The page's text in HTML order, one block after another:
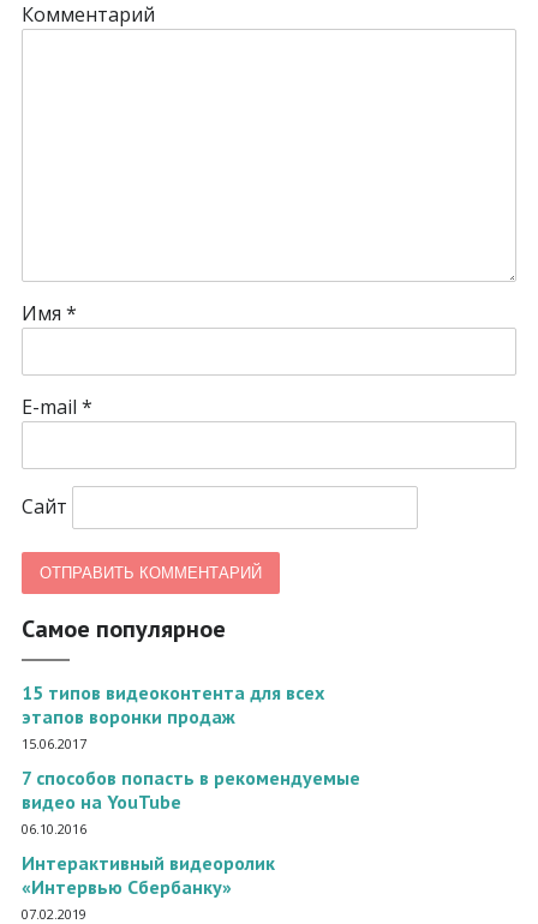
Комментарий
Имя *
E-mail *
Сайт
Самое популярное
15 типов видеоконтента для всех
этапов воронки продаж
15.06.2017
7 способов попасть в рекомендуемые
видео на YouTube
06.10.2016
Интерактивный видеоролик
«Интервью Сбербанку»
07.02.2019